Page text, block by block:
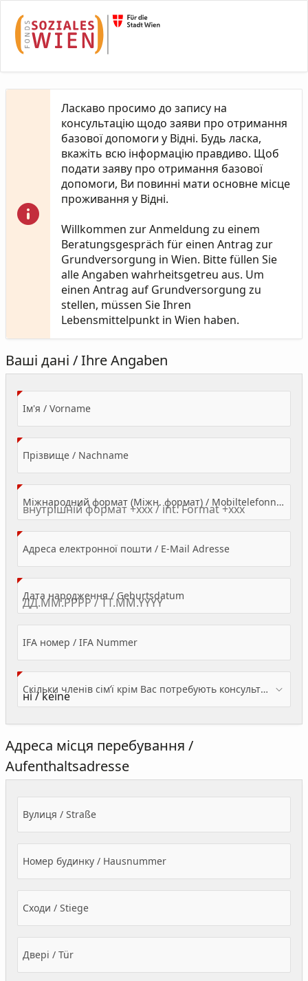
Ласкаво просимо до запису на
консультацію щодо заяви про отримання
базової допомоги у Відні. Будь ласка,
вкажіть всю інформацію правдиво. Щоб
подати заяву про отримання базової
допомоги, Ви повинні мати основне місце
проживання у Відні.
Willkommen zur Anmeldung zu einem
Beratungsgespräch für einen Antrag zur
Grundversorgung in Wien. Bitte füllen Sie
alle Angaben wahrheitsgetreu aus. Um
einen Antrag auf Grundversorgung zu
stellen, müssen Sie Ihren
Lebensmittelpunkt in Wien haben.
Ваші дані / Ihre Angaben
Ім'я / Vorname(Value Required)
Прізвище / Nachname(Value Required)
Міжнародний формат (Міжн. формат) / Mobiltelefonnummer
Адреса електронної пошти / E-Mail Adresse(Value Required)
Дата народження / Geburtsdatum
IFA номер / IFA Nummer
Скільки членів сім’ї крім Вас потребують консультації? / Wieviele Familienmitglieder brauchen Beratung - zusätzlich zu Ihnen?
Адреса місця перебування /
Aufenthaltsadresse
Вулиця / Straße
Номер будинку / Hausnummer
Сходи / Stiege
Двері / Tür